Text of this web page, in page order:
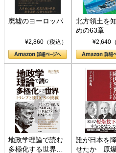
廃墟のヨーロッパ
¥2,860（税込）
北方領土を
めの63章
¥2,640
地政学理論で読む
多極化する世界：
誰が日本を
せたか 原